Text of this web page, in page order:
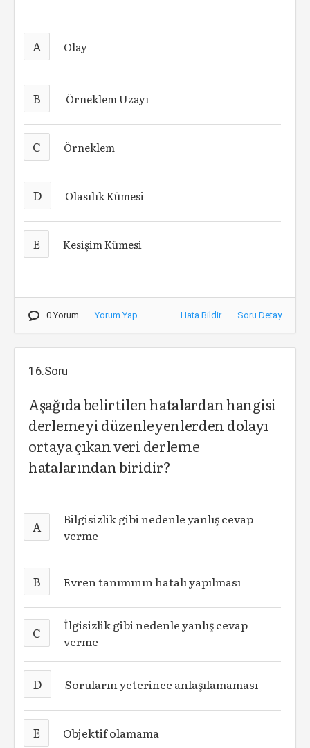
A Olay
B Örneklem Uzayı
C Örneklem
D Olasılık Kümesi
E Kesişim Kümesi
0 Yorum Yorum Yap Hata Bildir Soru Detay
16.Soru
Aşağıda belirtilen hatalardan hangisi
derlemeyi düzenleyenlerden dolayı
ortaya çıkan veri derleme
hatalarından biridir?
A
Bilgisizlik gibi nedenle yanlış cevap
verme
B Evren tanımının hatalı yapılması
C
İlgisizlik gibi nedenle yanlış cevap
verme
D Soruların yeterince anlaşılamaması
E Objektif olamama